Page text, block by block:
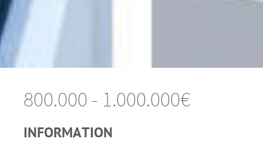
800.000 - 1.000.000€
INFORMATION